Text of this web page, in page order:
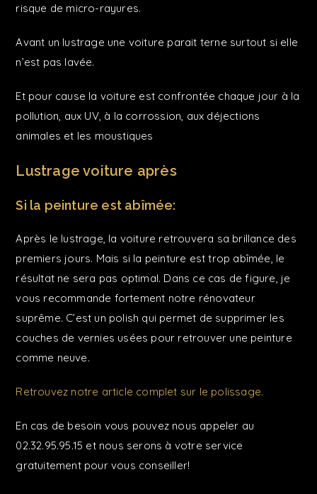
risque de micro-rayures.
Avant un lustrage une voiture parait terne surtout si elle
n’est pas lavée.
Et pour cause la voiture est confrontée chaque jour à la
pollution, aux UV, à la corrossion, aux déjections
animales et les moustiques
Lustrage voiture après
Si la peinture est abîmée:
Après le lustrage, la voiture retrouvera sa brillance des
premiers jours. Mais si la peinture est trop abîmée, le
résultat ne sera pas optimal. Dans ce cas de figure, je
vous recommande fortement notre rénovateur
suprême. C’est un polish qui permet de supprimer les
couches de vernies usées pour retrouver une peinture
comme neuve.
Retrouvez notre article complet sur le polissage.
En cas de besoin vous pouvez nous appeler au
02.32.95.95.15 et nous serons à votre service
gratuitement pour vous conseiller!